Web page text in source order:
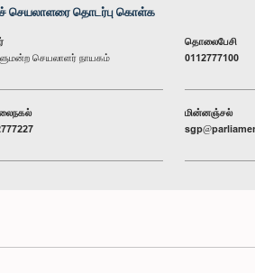
செயலாளரை தொடர்பு கொள்க
செயலாளர் நாயகம்
தொலைபேசி
0112777100
மின்னஞ்சல்